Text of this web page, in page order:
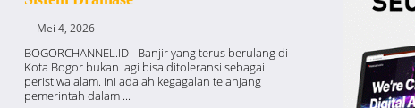
Mei 4, 2026
BOGORCHANNEL.ID– Banjir yang terus berulang di
Kota Bogor bukan lagi bisa ditoleransi sebagai
peristiwa alam. Ini adalah kegagalan telanjang
pemerintah dalam ...